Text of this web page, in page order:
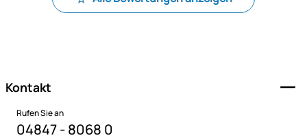
Kontakt
Rufen Sie an
04847 - 8068 0